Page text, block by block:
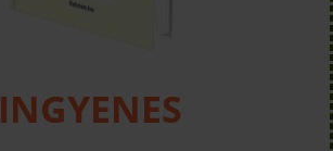
INGYENES